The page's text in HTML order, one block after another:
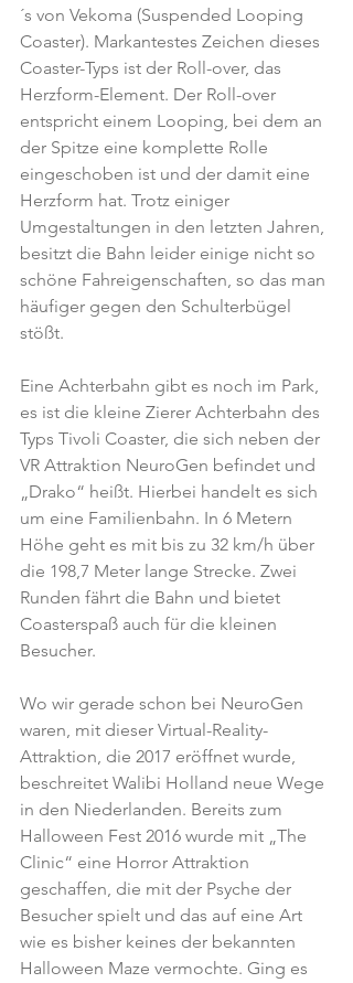
´s von Vekoma (Suspended Looping
Coaster). Markantestes Zeichen dieses
Coaster-Typs ist der Roll-over, das
Herzform-Element. Der Roll-over
entspricht einem Looping, bei dem an
der Spitze eine komplette Rolle
eingeschoben ist und der damit eine
Herzform hat. Trotz einiger
Umgestaltungen in den letzten Jahren,
besitzt die Bahn leider einige nicht so
schöne Fahreigenschaften, so das man
häufiger gegen den Schulterbügel
stößt.
Eine Achterbahn gibt es noch im Park,
es ist die kleine Zierer Achterbahn des
Typs Tivoli Coaster, die sich neben der
VR Attraktion NeuroGen befindet und
„Drako“ heißt. Hierbei handelt es sich
um eine Familienbahn. In 6 Metern
Höhe geht es mit bis zu 32 km/h über
die 198,7 Meter lange Strecke. Zwei
Runden fährt die Bahn und bietet
Coasterspaß auch für die kleinen
Besucher.
Wo wir gerade schon bei NeuroGen
waren, mit dieser Virtual-Reality-
Attraktion, die 2017 eröffnet wurde,
beschreitet Walibi Holland neue Wege
in den Niederlanden. Bereits zum
Halloween Fest 2016 wurde mit „The
Clinic“ eine Horror Attraktion
geschaffen, die mit der Psyche der
Besucher spielt und das auf eine Art
wie es bisher keines der bekannten
Halloween Maze vermochte. Ging es